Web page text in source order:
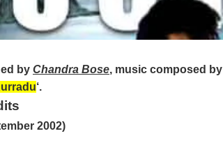
by Chandra Bose, music composed by
‘.
2002)